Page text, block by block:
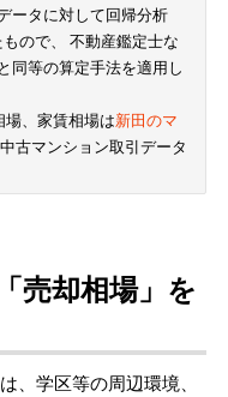
ータに対して回帰分析
ので、 不動産鑑定士な
同等の算定手法を適用し
、家賃相場は新田のマ
古マンション取引データ
売却相場」を
、学区等の周辺環境、